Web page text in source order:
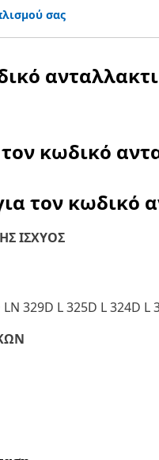
σας
κωδικό
τον κωδικό
ΙΣΧΥΟΣ
329D L 325D L 324D L